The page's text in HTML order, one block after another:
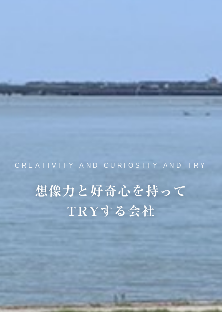
CREATIVITY AND CURIOSITY AND TRY
想像力と好奇心を持って
TRYする会社